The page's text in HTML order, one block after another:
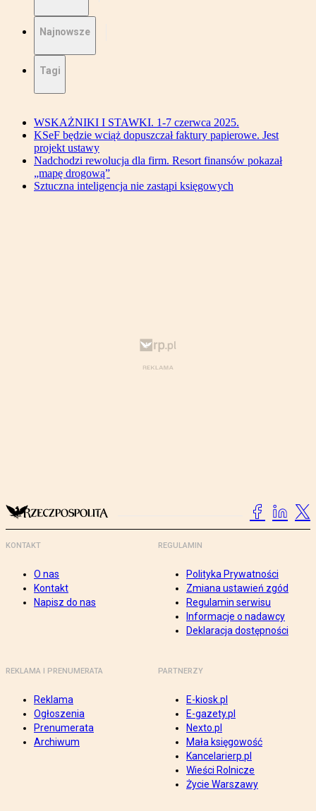
Najnowsze
Tagi
WSKAŻNIKI I STAWKI. 1-7 czerwca 2025.
KSeF będzie wciąż dopuszczał faktury papierowe. Jest
projekt ustawy
Nadchodzi rewolucja dla firm. Resort finansów pokazał
„mapę drogową”
Sztuczna inteligencja nie zastąpi księgowych
KONTAKT
O nas
Kontakt
Napisz do nas
REGULAMIN
Polityka Prywatności
Zmiana ustawień zgód
Regulamin serwisu
Informacje o nadawcy
Deklaracja dostępności
REKLAMA I PRENUMERATA
Reklama
Ogłoszenia
Prenumerata
Archiwum
PARTNERZY
E-kiosk.pl
E-gazety.pl
Nexto.pl
Mała księgowość
Kancelarierp.pl
Wieści Rolnicze
Życie Warszawy